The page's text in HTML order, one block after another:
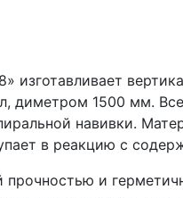
изготавливает
диметром 1500 мм. Все
навивки.
в реакцию с
прочностью и